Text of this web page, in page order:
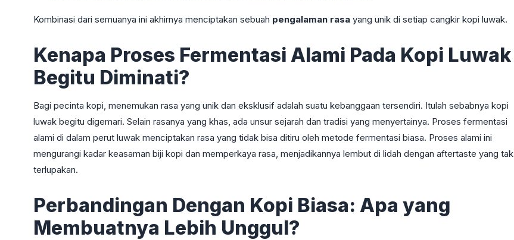
Kombinasi dari semuanya ini akhirnya menciptakan sebuah pengalaman rasa yang unik di setiap cangkir kopi luwak.
Kenapa Proses Fermentasi Alami Pada Kopi Luwak
Begitu Diminati?
Bagi pecinta kopi, menemukan rasa yang unik dan eksklusif adalah suatu kebanggaan tersendiri. Itulah sebabnya kopi
luwak begitu digemari. Selain rasanya yang khas, ada unsur sejarah dan tradisi yang menyertainya. Proses fermentasi
alami di dalam perut luwak menciptakan rasa yang tidak bisa ditiru oleh metode fermentasi biasa. Proses alami ini
mengurangi kadar keasaman biji kopi dan memperkaya rasa, menjadikannya lembut di lidah dengan aftertaste yang tak
terlupakan.
Perbandingan Dengan Kopi Biasa: Apa yang
Membuatnya Lebih Unggul?